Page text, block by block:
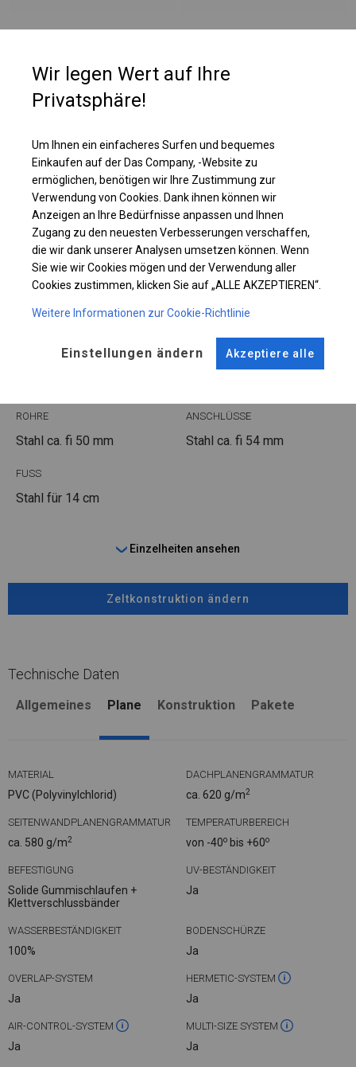
Die Seitenwände haben bei dieser Belagsart ein Flächengewicht von ca.
in Langzeitlagerzelten verwendet werden.
Einzelheiten ansehen
Plane ändern
WINTER
ROHRE
Stahl ca. fi 50 mm
ANSCHLÜSSE
Stahl ca. fi 54 mm
FUSS
Stahl für 14 cm
Einzelheiten ansehen
Zeltkonstruktion ändern
Technische Daten
Allgemeines Plane Konstruktion Pakete
MATERIAL
PVC (Polyvinylchlorid)
DACHPLANENGRAMMATUR
ca. 620 g/m2
SEITENWANDPLANENGRAMMATUR
ca. 580 g/m2
TEMPERATURBEREICH
von -40o bis +60o
BEFESTIGUNG
Solide Gummischlaufen +
Klettverschlussbänder
UV-BESTÄNDIGKEIT
Ja
WASSERBESTÄNDIGKEIT
100%
BODENSCHÜRZE
Ja
OVERLAP-SYSTEM
Ja
HERMETIC-SYSTEM
Ja
AIR-CONTROL-SYSTEM
Ja
MULTI-SIZE SYSTEM
Ja
Wir legen Wert auf Ihre
Privatsphäre!
Um Ihnen ein einfacheres Surfen und bequemes
Einkaufen auf der Das Company, -Website zu
ermöglichen, benötigen wir Ihre Zustimmung zur
Verwendung von Cookies. Dank ihnen können wir
Anzeigen an Ihre Bedürfnisse anpassen und Ihnen
Zugang zu den neuesten Verbesserungen verschaffen,
die wir dank unserer Analysen umsetzen können. Wenn
Sie wie wir Cookies mögen und der Verwendung aller
Cookies zustimmen, klicken Sie auf „ALLE AKZEPTIEREN“.
Weitere Informationen zur Cookie-Richtlinie
Einstellungen ändern Akzeptiere alle